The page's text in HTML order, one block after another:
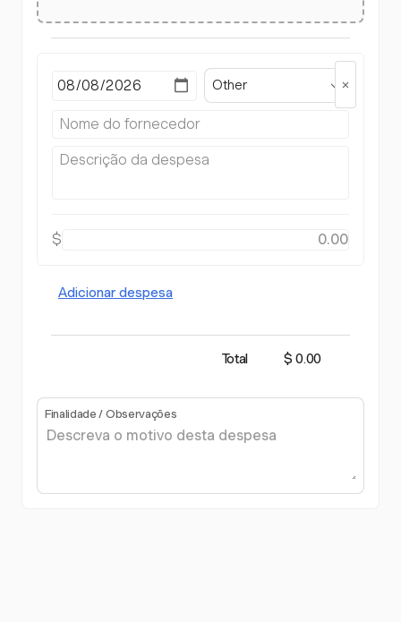
Other
$
Adicionar despesa
Total $ 0.00
Finalidade / Observações